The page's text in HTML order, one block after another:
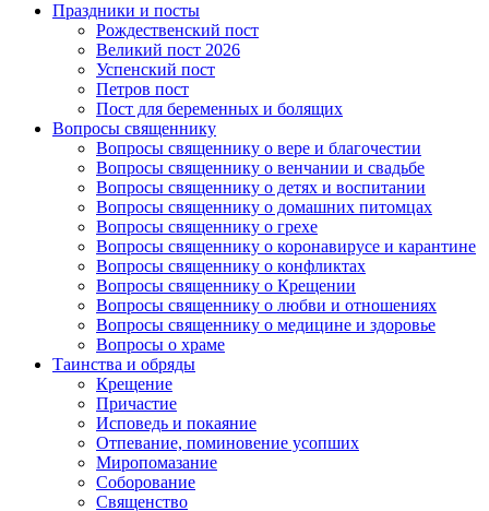
Праздники и посты
Рождественский пост
Великий пост 2026
Успенский пост
Петров пост
Пост для беременных и болящих
Вопросы священнику
Вопросы священнику о вере и благочестии
Вопросы священнику о венчании и свадьбе
Вопросы священнику о детях и воспитании
Вопросы священнику о домашних питомцах
Вопросы священнику о грехе
Вопросы священнику о коронавирусе и карантине
Вопросы священнику о конфликтах
Вопросы священнику о Крещении
Вопросы священнику о любви и отношениях
Вопросы священнику о медицине и здоровье
Вопросы о храме
Таинства и обряды
Крещение
Причастие
Исповедь и покаяние
Отпевание, поминовение усопших
Миропомазание
Соборование
Священство